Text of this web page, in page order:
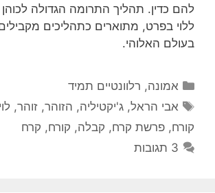
להם כדין. תהליך התרומה הגדולה
ללוי בפרט, מתוארים כתהליכים
בעולם האלוהי.
קטגוריות
אמונה, רלוונטיים תמיד
תגיות
אבי הראל,ג'יקטיליה, הזוהר,זוהר, לוי
קורח, פרשת קרח, קבלה, קורח, קרח
3 תגובות